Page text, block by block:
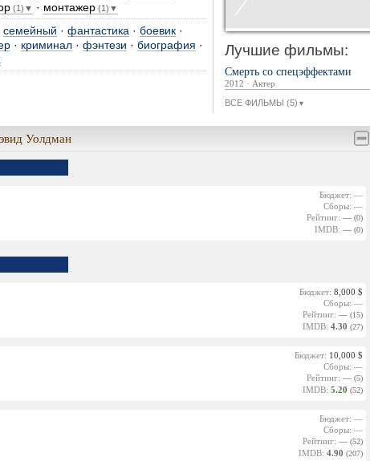
(1)▼ · монтажер (1)▼
семейный · фантастика · боевик ·
· криминал · фэнтези · биография ·
Лучшие фильмы:
Смерть со спецэффектами
2012 · Актер
ВСЕ ФИЛЬМЫ (5) ▼
Уолдман
Бюджет: —
Сборы: —
Рейтинг: — (0)
IMDB: — (0)
Бюджет: 8,000 $
Сборы: —
Рейтинг: — (15)
IMDB: 4.30 (27)
Бюджет: 10,000 $
Сборы: —
Рейтинг: — (5)
IMDB: 5.20 (52)
Бюджет: —
Сборы: —
Рейтинг: — (52)
IMDB: 4.90 (207)